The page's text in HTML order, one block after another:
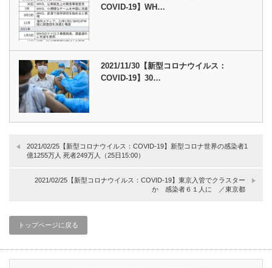
COVID-19】WH…
2021/11/30【新型コロナウイルス：
COVID-19】30…
2021/02/25【新型コロナウイルス：COVID-19】新型コロナ世界の感染者1
億1255万人 死者249万人（25日15:00）
2021/02/25【新型コロナウイルス：COVID-19】東京入管でクラスター
か 感染者６１人に ／東京都
トップページに戻る